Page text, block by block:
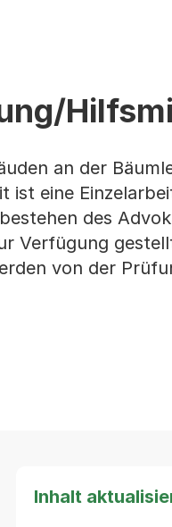
an der
ist eine
des
Verfügung
von der
Inhalt